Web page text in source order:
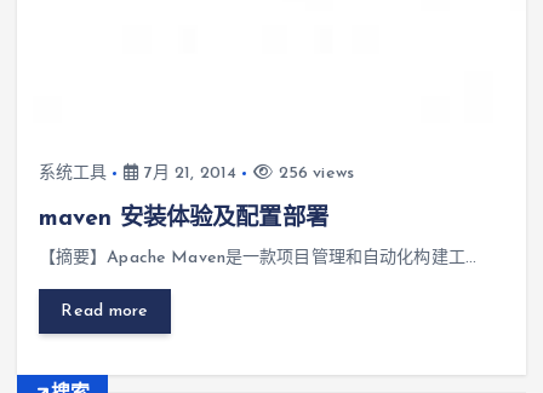
系统工具 7月 21, 2014 256 views
maven 安装体验及配置部署
【摘要】Apache Maven是一款项目管理和自动化构建工…
Read more